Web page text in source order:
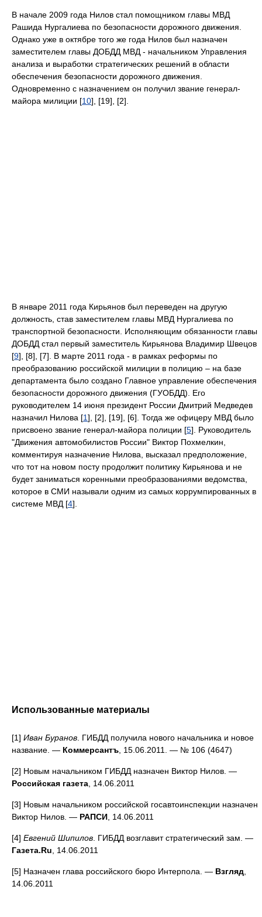
В начале 2009 года Нилов стал помощником главы МВД
Рашида Нургалиева по безопасности дорожного движения.
Однако уже в октябре того же года Нилов был назначен
заместителем главы ДОБДД МВД - начальником Управления
анализа и выработки стратегических решений в области
обеспечения безопасности дорожного движения.
Одновременно с назначением он получил звание генерал-
майора милиции [10], [19], [2].
В январе 2011 года Кирьянов был переведен на другую
должность, став заместителем главы МВД Нургалиева по
транспортной безопасности. Исполняющим обязанности главы
ДОБДД стал первый заместитель Кирьянова Владимир Швецов
[9], [8], [7]. В марте 2011 года - в рамках реформы по
преобразованию российской милиции в полицию – на базе
департамента было создано Главное управление обеспечения
безопасности дорожного движения (ГУОБДД). Его
руководителем 14 июня президент России Дмитрий Медведев
назначил Нилова [1], [2], [19], [6]. Тогда же офицеру МВД было
присвоено звание генерал-майора полиции [5]. Руководитель
"Движения автомобилистов России" Виктор Похмелкин,
комментируя назначение Нилова, высказал предположение,
что тот на новом посту продолжит политику Кирьянова и не
будет заниматься коренными преобразованиями ведомства,
которое в СМИ называли одним из самых коррумпированных в
системе МВД [4].
Использованные материалы
[1] Иван Буранов . ГИБДД получила нового начальника и новое
название. — Коммерсантъ , 15.06.2011. — № 106 (4647)
[2] Новым начальником ГИБДД назначен Виктор Нилов. —
Российская газета , 14.06.2011
[3] Новым начальником российской госавтоинспекции назначен
Виктор Нилов. — РАПСИ , 14.06.2011
[4] Евгений Шипилов . ГИБДД возглавит стратегический зам. —
Газета.Ru , 14.06.2011
[5] Назначен глава российского бюро Интерпола. — Взгляд
14.06.2011